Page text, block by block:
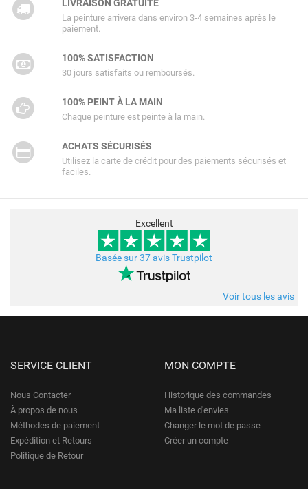
LIVRAISON GRATUITE
La peinture arrivera dans environ 3-4 semaines après le
paiement.
100% SATISFACTION
30 jours satisfaits ou remboursés.
100% PEINT À LA MAIN
Chaque peinture est peinte à la main.
ACHATS SÉCURISÉS
Utilisez la carte de crédit pour des paiements sécurisés et
faciles.
Excellent
Basée sur 37 avis Trustpilot
Voir tous les avis
SERVICE CLIENT
Nous Contacter
À propos de nous
Méthodes de paiement
Expédition et Retours
Politique de Retour
MON COMPTE
Historique des commandes
Ma liste d'envies
Changer le mot de passe
Créer un compte